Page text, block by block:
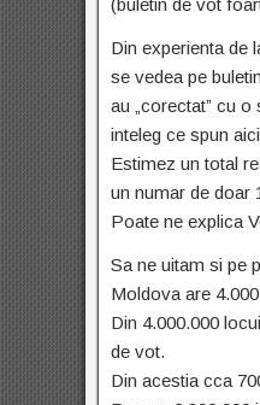
Din experienta de
se vedea pe
au „corectat” cu
inteleg ce spun
Estimez un total
un numar de doar
Poate ne explica
Sa ne uitam si pe
Moldova are
Din 4.000.000
de vot.
Din acestia cca